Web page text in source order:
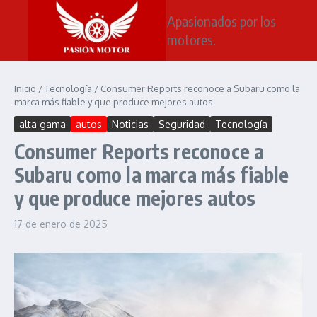
Saltar al contenido
Apasionados por los
motores.
Inicio /Tecnología / Consumer Reports reconoce a Subaru como la
marca más fiable y que produce mejores autos
alta gama autos Noticias Seguridad Tecnología
Consumer Reports reconoce a
Subaru como la marca más fiable
y que produce mejores autos
17 de enero de 2025